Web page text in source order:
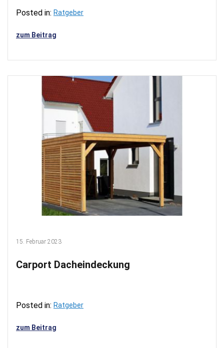
Posted in: Ratgeber
zum Beitrag
15. Februar 2023
Carport Dacheindeckung
Posted in: Ratgeber
zum Beitrag